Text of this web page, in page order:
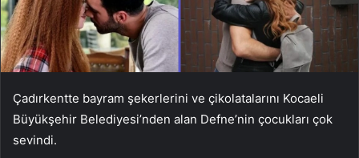
Çadırkentte bayram şekerlerini ve çikolatalarını Kocaeli
Büyükşehir Belediyesi’nden alan Defne’nin çocukları çok
sevindi.